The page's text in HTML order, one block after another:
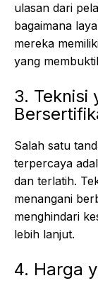
ulasan dari
bagaimana
mereka
yang
3. Teknisi
Salah satu
terpercaya
dan terlatih.
menangani
menghindari
lebih lanjut.
4. Harga